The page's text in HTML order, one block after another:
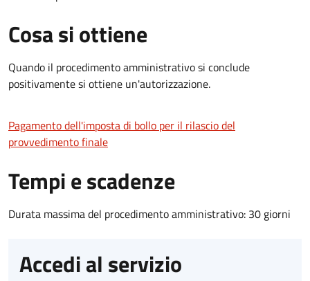
Cosa si ottiene
Quando il procedimento amministrativo si conclude
positivamente si ottiene un'autorizzazione.
Pagamento dell'imposta di bollo per il rilascio del
provvedimento finale
Tempi e scadenze
Durata massima del procedimento amministrativo: 30 giorni
Accedi al servizio